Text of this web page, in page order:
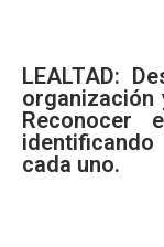
LEALTAD:
organización
Reconocer
cada uno.